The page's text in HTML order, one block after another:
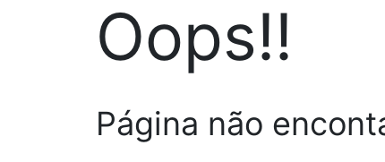
Oops!!
Página não